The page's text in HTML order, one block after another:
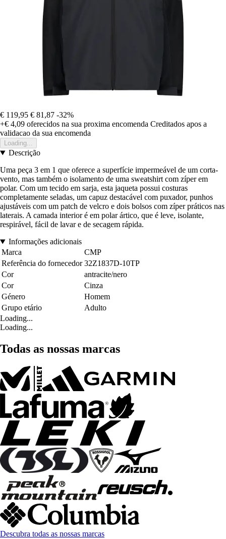
€ 119,95 € 81,87 -32%
+€ 4,09 oferecidos na sua proxima encomenda Creditados apos a
validacao da sua encomenda
Loading...
Descrição
Uma peça 3 em 1 que oferece a superfície impermeável de um corta-
vento, mas também o isolamento de uma sweatshirt com zíper em
polar. Com um tecido em sarja, esta jaqueta possui costuras
completamente seladas, um capuz destacável com puxador, punhos
ajustáveis com um patch de velcro e dois bolsos com zíper práticos nas
laterais. A camada interior é em polar ártico, que é leve, isolante,
respirável, fácil de lavar e de secagem rápida.
Informações adicionais
Marca
CMP
Referência do fornecedor 32Z1837D-10TP
Cor
antracite/nero
Cor
Cinza
Género
Homem
Grupo etário
Adulto
Loading...
Loading...
Todas as nossas marcas
Descubra todas as nossas marcas